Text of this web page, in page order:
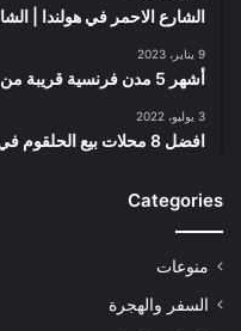
الشارع الاحمر في هولندا |
9 يناير، 2023
أشهر 5 مدن فرنسية قريبة من سويسرا 2023
3 يوليو، 2022
افضل 8 محلات بيع الحلقوم في اسطنبول وتركيا
Categories
منوعات
السفر والهجرة